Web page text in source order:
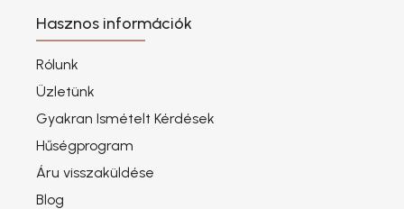
Hasznos információk
Rólunk
Üzletünk
Gyakran Ismételt Kérdések
Hűségprogram
Áru visszaküldése
Blog